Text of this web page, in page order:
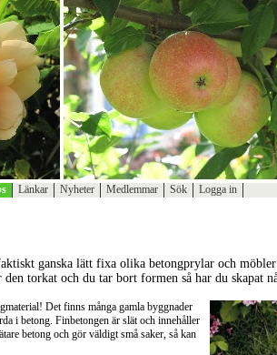
Länkar Nyheter Medlemmar Sök
Logga in
ganska lätt fixa olika betongprylar och
torkat och du tar bort formen så har du skapat
Det finns många gamla byggnader
i betong. Finbetongen är slät och innehåller
betong och gör väldigt små saker, så kan